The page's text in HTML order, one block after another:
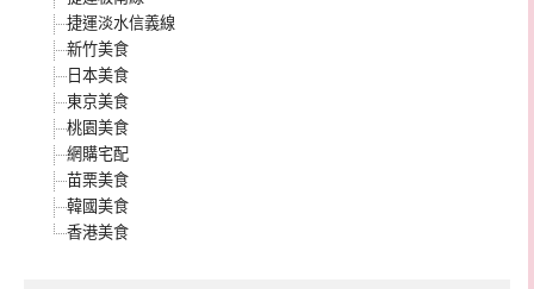
捷運淡水信義線
新竹美食
日本美食
東京美食
桃園美食
網購宅配
苗栗美食
韓國美食
香港美食